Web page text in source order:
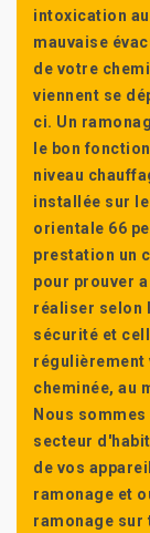
intoxication
mauvaise
de votre
viennent se
ci. Un
le bon
niveau
installée sur
orientale 66
prestation un
pour prouver
réaliser selon
sécurité et
régulièrement
cheminée, au
Nous
secteur
de vos
ramonage et
ramonage sur